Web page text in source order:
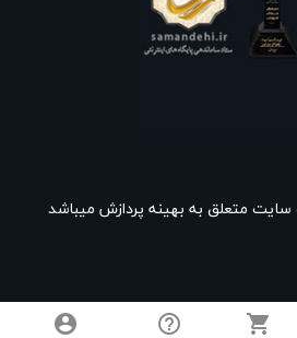
متعلق به بهینه پردازش میباشد
shopping_cart
help_outline
account_circle